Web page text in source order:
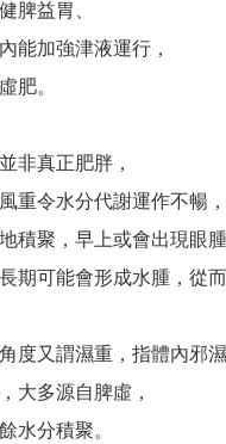
脾益胃、
能加強津液運行，
肥。
非真正肥胖，
重令水分代謝運作不暢，
積聚，早上或會出現眼
期可能會形成水腫，從而
度又謂濕重，指體內邪
大多源自脾虛，
水分積聚。